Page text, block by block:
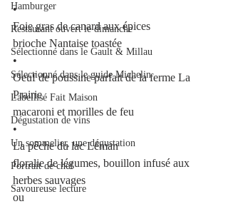
Hamburger
Restaurant ouvert le dimanche
Sélectionné dans le Gault & Millau
Sélectionné dans le guide Michelin
Labellisé Fait Maison
Dégustation de vins
Un sommelier, une dégustation
Portrait de chef
Savoureuse lecture
•
Foie gras de canard aux épices
brioche Nantaise toastée
•
Oeuf de poussine parfait de la ferme La
Prairie
macaroni et morilles de feu
•
La pêche du lac Léman
floralie de légumes, bouillon infusé aux
herbes sauvages
ou